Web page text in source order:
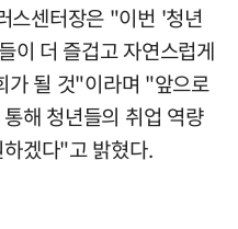
스센터장은 "이번 '청년
이 더 즐겁고 자연스럽게
가 될 것"이라며 "앞으로
해 청년들의 취업 역량
겠다"고 밝혔다.